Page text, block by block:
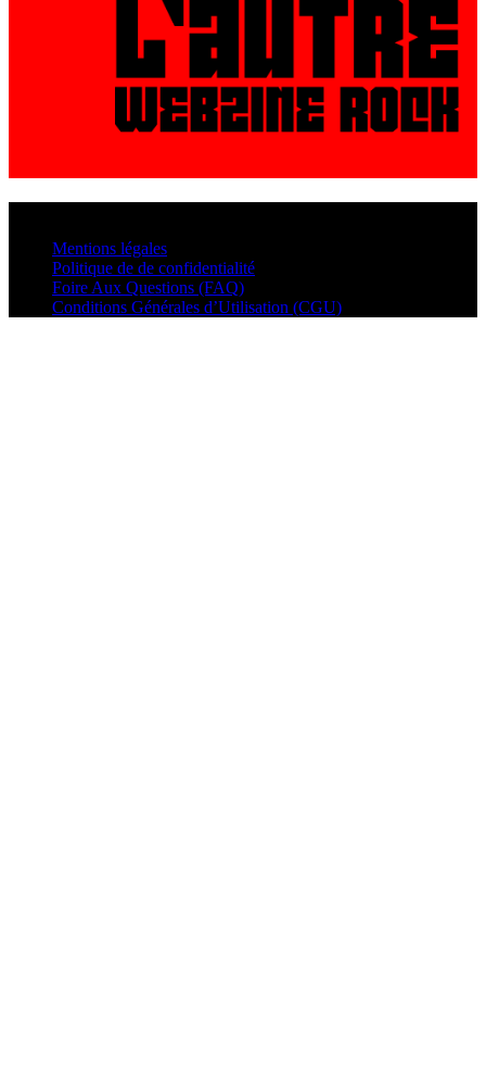
Mentions légales
Politique de de confidentialité
Foire Aux Questions (FAQ)
Conditions Générales d’Utilisation (CGU)